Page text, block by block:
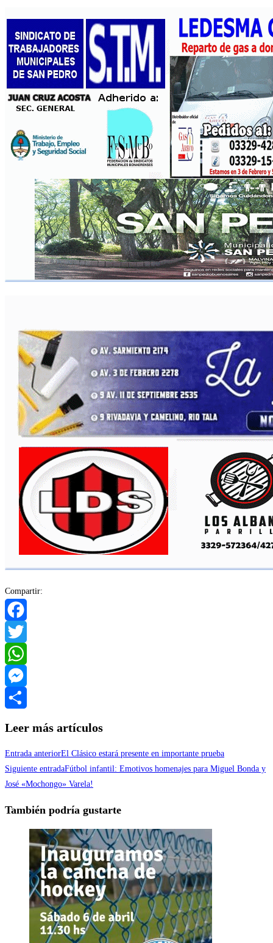
Compartir:
Facebook
Twitter
WhatsApp
Messenger
Leer más artículos
Entrada anteriorEl Clásico estará presente en importante prueba
Siguiente entradaFútbol infantil: Emotivos homenajes para Miguel Bonda y
José «Mochongo» Varela!
También podría gustarte